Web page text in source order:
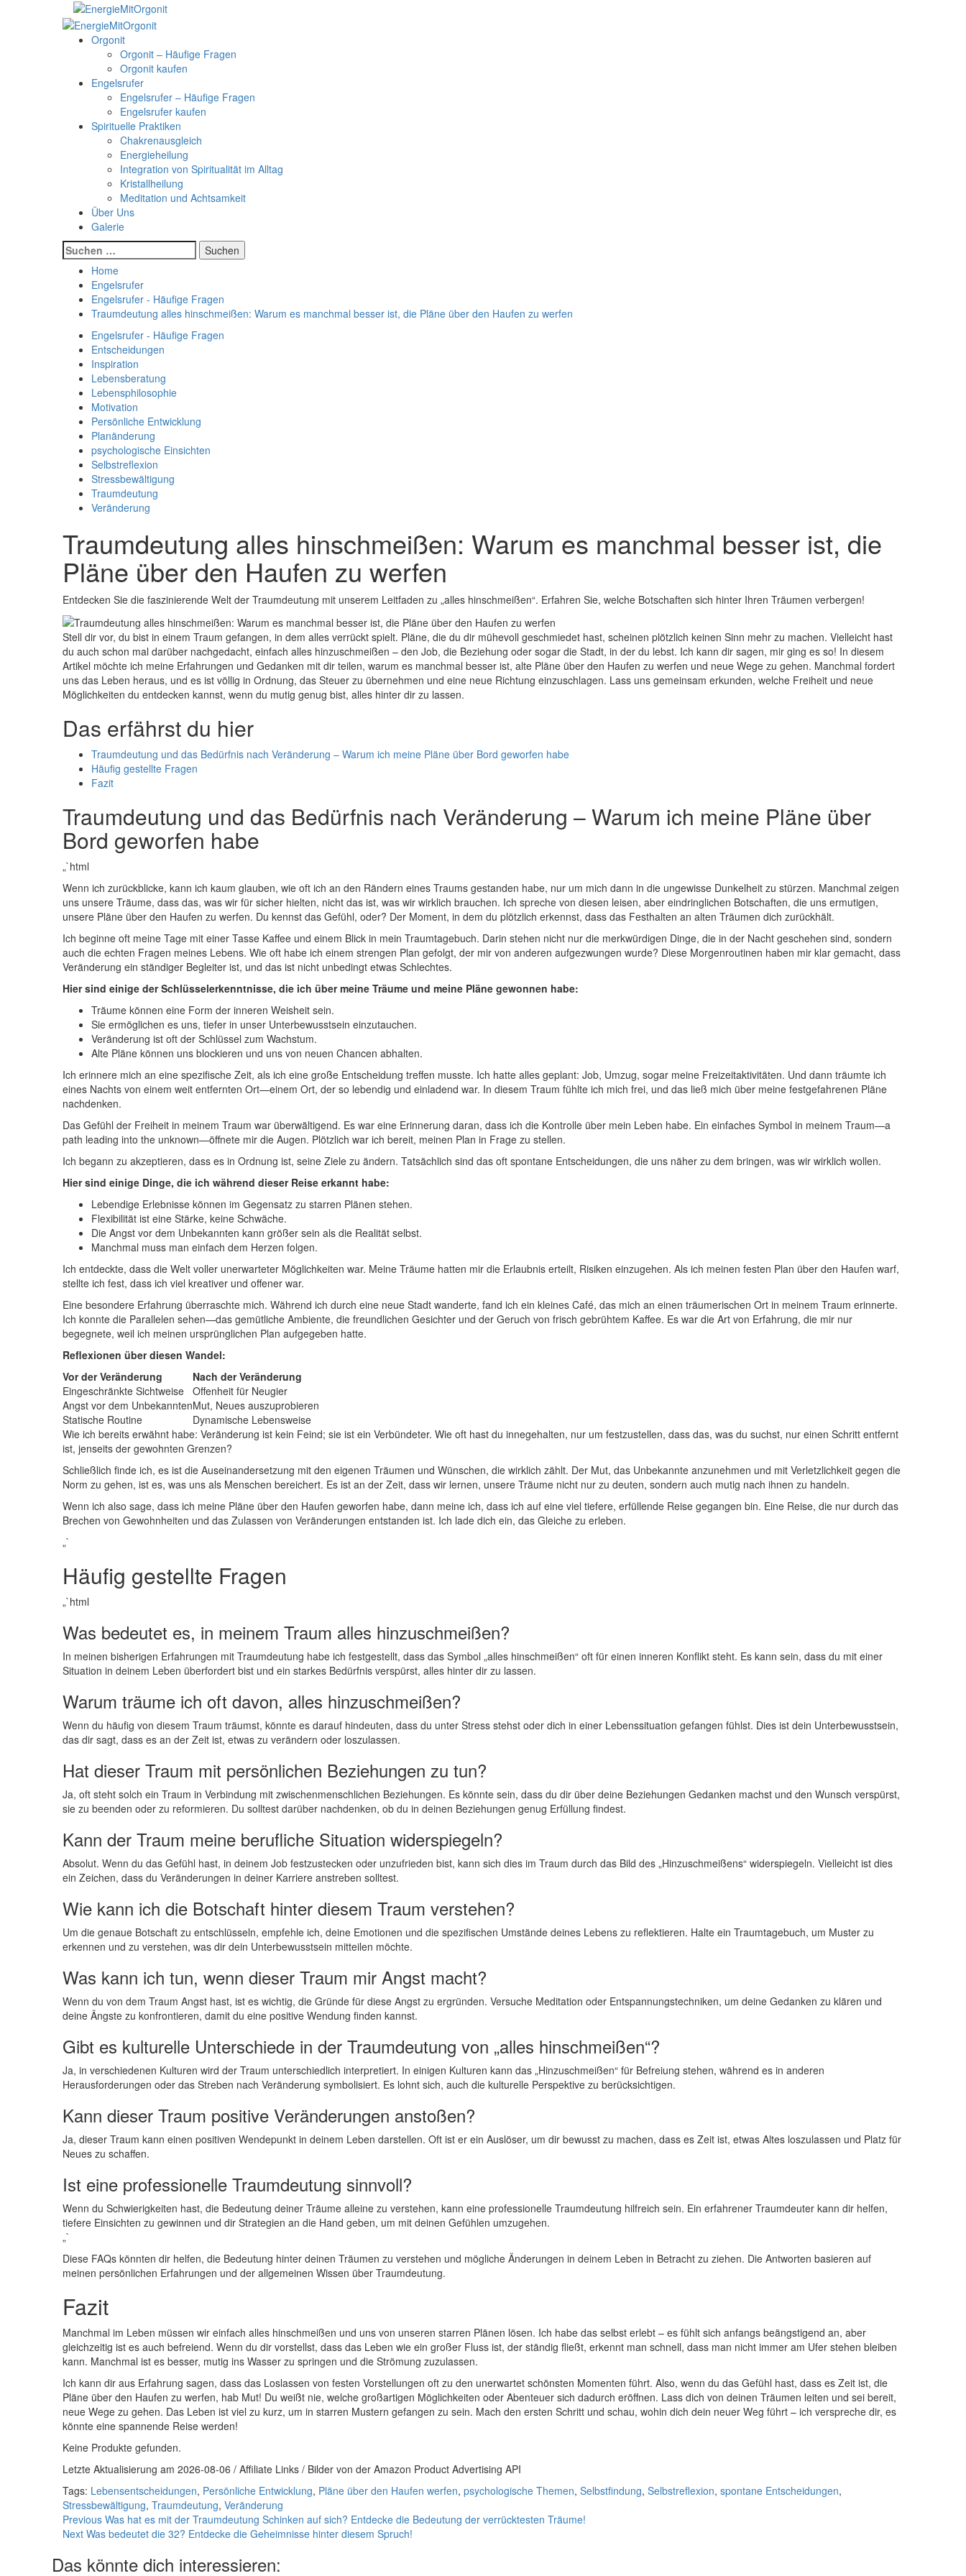
Primary
Menu Orgonit
Orgonit – Häufige Fragen
Orgonit kaufen
Engelsrufer
Engelsrufer – Häufige Fragen
Engelsrufer kaufen
Spirituelle Praktiken
Chakrenausgleich
Energieheilung
Integration von Spiritualität im Alltag
Kristallheilung
Meditation und Achtsamkeit
Über Uns
Galerie
Suchen
nach:
Home
Engelsrufer
Engelsrufer - Häufige Fragen
Traumdeutung alles hinschmeißen: Warum es manchmal besser ist, die Pläne über den Haufen zu werfen
Engelsrufer - Häufige Fragen
Entscheidungen
Inspiration
Lebensberatung
Lebensphilosophie
Motivation
Persönliche Entwicklung
Planänderung
psychologische Einsichten
Selbstreflexion
Stressbewältigung
Traumdeutung
Veränderung
Traumdeutung alles hinschmeißen: Warum es manchmal besser ist, die
Pläne über den Haufen zu werfen
Entdecken Sie die faszinierende Welt der Traumdeutung mit unserem Leitfaden zu „alles hinschmeißen“. Erfahren Sie, welche Botschaften sich hinter Ihren Träumen verbergen!
Stell dir vor, du ⁣bist ‍in einem Traum ⁢gefangen, ‍in dem alles ⁣verrückt spielt. Pläne, die du dir ‍mühevoll geschmiedet hast,​ scheinen plötzlich keinen Sinn‌ mehr zu machen. Vielleicht‌ hast
du ‍auch ​schon ‍mal darüber ‍nachgedacht, einfach alles hinzuschmeißen ⁤– den ⁣Job, die ​Beziehung oder ⁢sogar die ‌Stadt,⁤ in der du lebst. ‌Ich kann‌ dir sagen, mir ging es ⁤so! ​In diesem
Artikel möchte ich meine Erfahrungen und Gedanken mit dir teilen, warum‍ es manchmal‌ besser​ ist, alte‍ Pläne über‌ den Haufen zu werfen‍ und ⁢neue Wege zu gehen. Manchmal fordert
uns das Leben heraus,​ und es ‌ist völlig in Ordnung, ‌das Steuer zu übernehmen und eine neue Richtung einzuschlagen. ⁢Lass‍ uns gemeinsam erkunden, welche Freiheit und neue
Möglichkeiten du entdecken​ kannst, wenn⁣ du mutig genug‌ bist, alles hinter​ dir‍ zu lassen.
Das erfährst du hier
Traumdeutung und das Bedürfnis nach Veränderung – Warum ich meine⁣ Pläne über Bord geworfen habe ⁤
Häufig gestellte​ Fragen
Fazit
Traumdeutung ‍und das Bedürfnis nach Veränderung – Warum ich ‌meine Pläne⁢ über⁣
Bord geworfen habe
„`html
Wenn ⁣ich zurückblicke, ​kann ich⁣ kaum glauben, wie⁤ oft ich‍ an den Rändern eines Traums gestanden habe,‌ nur⁢ um mich dann ‌in die ungewisse Dunkelheit zu stürzen.⁢ Manchmal⁤ zeigen
uns unsere ⁢Träume, ​dass‍ das,‌ was wir für​ sicher hielten, ⁣nicht das ist, was‌ wir wirklich brauchen. ​Ich spreche⁤ von diesen leisen, aber ‌eindringlichen‌ Botschaften, ‍die uns ermutigen,
unsere⁤ Pläne über⁢ den⁢ Haufen zu​ werfen. Du kennst das⁤ Gefühl, oder? ‌Der Moment, in​ dem du plötzlich erkennst, dass‌ das Festhalten ‍an alten ⁤Träumen dich zurückhält.
Ich​ beginne⁣ oft‍ meine⁤ Tage mit ⁢einer Tasse Kaffee ‌und ⁢einem Blick in mein⁣ Traumtagebuch. Darin ⁤stehen nicht⁣ nur die merkwürdigen Dinge, die in ‌der Nacht geschehen sind, sondern
auch die echten Fragen ‍meines Lebens. Wie​ oft habe ich⁢ einem strengen Plan⁤ gefolgt, der⁢ mir ‌von anderen aufgezwungen ‍wurde? ⁣Diese Morgenroutinen haben mir ​klar gemacht, ⁤dass
Veränderung ⁢ein ⁢ständiger Begleiter ist, und das ist nicht unbedingt ‍etwas Schlechtes.
Hier sind einige der‌ Schlüsselerkenntnisse, die ich über meine Träume und meine Pläne gewonnen habe:
Träume können eine Form der inneren‍ Weisheit sein.
Sie ‍ermöglichen⁤ es uns, ⁤tiefer in⁤ unser​ Unterbewusstsein einzutauchen.
Veränderung⁤ ist oft der ⁤Schlüssel ⁣zum ‍Wachstum.
Alte Pläne können uns blockieren​ und​ uns von neuen Chancen abhalten.
Ich ​erinnere⁤ mich an eine spezifische Zeit, als ich eine große Entscheidung treffen musste. Ich hatte alles​ geplant: Job, Umzug, sogar‍ meine Freizeitaktivitäten. Und dann träumte ich
⁤eines ‍Nachts von einem weit entfernten⁣ Ort—einem Ort, der so lebendig ‌und einladend war. In diesem⁢ Traum fühlte ich⁤ mich frei, und das⁤ ließ mich über meine festgefahrenen Pläne
nachdenken.
Das Gefühl der Freiheit in ​meinem ​Traum war überwältigend. Es⁣ war eine ‍Erinnerung daran, dass ich die Kontrolle über ​mein ​Leben habe. Ein ‌einfaches Symbol in meinem Traum—a
path leading into the unknown—öffnete ‍mir die Augen. Plötzlich ⁤war ich bereit, meinen Plan ⁢in⁢ Frage zu⁤ stellen.
Ich begann zu akzeptieren, dass es in Ordnung ist, ⁤seine ‌Ziele zu ​ändern.‍ Tatsächlich sind‌ das oft‌ spontane Entscheidungen, die uns‍ näher zu‍ dem bringen, ​was wir wirklich wollen.
Hier ⁤sind einige Dinge, die ​ich während dieser ‌Reise erkannt habe:
Lebendige Erlebnisse ⁤können im Gegensatz zu ⁤starren‍ Plänen stehen.
Flexibilität ist eine Stärke, keine Schwäche.
Die Angst vor dem Unbekannten⁤ kann größer sein ​als ​die ⁣Realität selbst.
Manchmal ‍muss man⁣ einfach ⁢dem Herzen⁢ folgen.
Ich entdeckte, dass die Welt voller unerwarteter Möglichkeiten‌ war. Meine Träume hatten mir ‍die ⁤Erlaubnis erteilt, Risiken ⁢einzugehen. Als ich meinen⁤ festen Plan über ⁤den Haufen warf,
stellte ich ⁤fest, dass ​ich viel kreativer‌ und offener war.
Eine besondere Erfahrung überraschte ‍mich. Während ich durch eine neue ​Stadt​ wanderte, fand ich ein kleines Café, das⁤ mich an einen träumerischen Ort in meinem Traum erinnerte.
Ich konnte‍ die Parallelen ‌sehen—das gemütliche ​Ambiente, die⁤ freundlichen ‌Gesichter und der Geruch von frisch gebrühtem ‍Kaffee. Es war ⁤die​ Art von Erfahrung, die mir nur
begegnete, weil ich⁤ meinen⁢ ursprünglichen Plan aufgegeben hatte.
Reflexionen⁣ über diesen Wandel:
Vor der Veränderung
Nach der⁤ Veränderung
Eingeschränkte Sichtweise Offenheit für​ Neugier
Angst ‍vor dem ⁣UnbekanntenMut, Neues auszuprobieren
Statische Routine
Dynamische⁤ Lebensweise
Wie ich bereits erwähnt habe: ⁣Veränderung ist kein ⁢Feind;‌ sie ist ein Verbündeter. Wie oft hast du ⁢innegehalten,‍ nur um ‍festzustellen,​ dass das, was​ du suchst,‍ nur einen Schritt entfernt
⁣ist, ‍jenseits der gewohnten Grenzen?
Schließlich finde ich, ⁢es ist​ die Auseinandersetzung‌ mit⁤ den eigenen‌ Träumen ⁣und ‌Wünschen, die wirklich zählt. Der ⁤Mut, das Unbekannte⁣ anzunehmen und mit Verletzlichkeit gegen die
Norm zu gehen, ​ist es, ⁣was uns als Menschen ‌bereichert. Es⁢ ist an der⁣ Zeit, dass⁤ wir ​lernen, unsere Träume nicht nur ⁢zu⁣ deuten, sondern auch mutig nach ihnen zu handeln.
Wenn ich also sage, dass ich meine ‍Pläne über den Haufen geworfen habe, dann meine ich, ⁢dass ich auf eine viel tiefere, erfüllende Reise gegangen bin. Eine Reise,‍ die nur durch das
Brechen von ⁣Gewohnheiten ⁣und das Zulassen von Veränderungen ⁣entstanden ist. ⁤Ich lade⁢ dich ⁢ein, das Gleiche ‍zu erleben.
„`
Häufig gestellte Fragen
„`html
Was bedeutet es, in meinem⁣ Traum alles⁢ hinzuschmeißen?
In ⁢meinen bisherigen Erfahrungen mit Traumdeutung habe ich festgestellt, dass das⁣ Symbol „alles hinschmeißen“ oft für ​einen inneren Konflikt steht. Es kann sein, ⁤dass⁢ du mit ‌einer
Situation‌ in deinem Leben​ überfordert ‌bist und ein ‌starkes Bedürfnis verspürst, alles ⁣hinter dir zu ‍lassen.
Warum⁢ träume ich oft davon, alles hinzuschmeißen?
Wenn ⁢du häufig von diesem Traum träumst, ⁣könnte es ‍darauf hindeuten, dass du unter Stress stehst oder dich‌ in einer⁤ Lebenssituation gefangen ‍fühlst.​ Dies ist dein Unterbewusstsein,
das⁢ dir sagt, dass es an der‍ Zeit ist, etwas zu verändern‍ oder loszulassen.
Hat ‍dieser Traum⁢ mit persönlichen Beziehungen zu tun?
Ja, oft⁢ steht ⁢solch ein ⁤Traum ‍in Verbindung mit zwischenmenschlichen Beziehungen. Es könnte sein, dass du dir über deine Beziehungen Gedanken ​machst und den Wunsch verspürst,
sie zu ​beenden‌ oder ⁤zu ⁢reformieren. Du solltest darüber‍ nachdenken,⁣ ob⁣ du in ⁣deinen Beziehungen genug‌ Erfüllung findest.
Kann der Traum meine berufliche Situation widerspiegeln?
Absolut. Wenn du das Gefühl hast, ‍in ‌deinem ⁣Job festzustecken oder unzufrieden bist, ⁣kann⁣ sich dies im ‌Traum durch das Bild des „Hinzuschmeißens“ widerspiegeln. Vielleicht ist dies
ein Zeichen, ⁣dass du Veränderungen in deiner Karriere ‌anstreben solltest.
Wie kann ich die ​Botschaft hinter ⁢diesem ⁢Traum verstehen?
Um die genaue Botschaft zu entschlüsseln, empfehle ‌ich, deine‍ Emotionen und die spezifischen ​Umstände deines Lebens zu reflektieren. ⁤Halte ein Traumtagebuch,⁤ um Muster ‌zu
erkennen und zu ⁣verstehen, was dir dein Unterbewusstsein mitteilen ⁢möchte.
Was kann ich​ tun, wenn dieser⁤ Traum⁤ mir ⁣Angst macht?
Wenn du von dem Traum Angst ‌hast, ist es wichtig,⁢ die Gründe für diese ⁤Angst zu⁤ ergründen. Versuche‍ Meditation ‌oder Entspannungstechniken, ⁣um ‌deine Gedanken​ zu klären und
deine Ängste⁤ zu konfrontieren, damit du eine⁣ positive‍ Wendung ⁤finden kannst.
Gibt es kulturelle Unterschiede in der Traumdeutung von „alles hinschmeißen“?
Ja, in verschiedenen Kulturen wird ​der⁢ Traum unterschiedlich interpretiert. In⁣ einigen Kulturen ⁢kann das „Hinzuschmeißen“⁤ für ⁤Befreiung ​stehen, während es in anderen
Herausforderungen oder ‍das​ Streben nach Veränderung symbolisiert. Es⁤ lohnt sich,⁤ auch die kulturelle Perspektive zu ⁣berücksichtigen.
Kann dieser Traum positive ⁤Veränderungen anstoßen?
Ja, dieser Traum kann ‍einen positiven Wendepunkt in deinem⁣ Leben‍ darstellen. Oft ist er ein ⁣Auslöser, um dir bewusst zu machen, dass es ‌Zeit ist, etwas Altes ‍loszulassen und​ Platz​ für
‌Neues zu schaffen.
Ist eine‍ professionelle Traumdeutung sinnvoll?
Wenn du ⁢Schwierigkeiten ⁢hast, die Bedeutung deiner Träume alleine zu verstehen,⁣ kann‌ eine professionelle‍ Traumdeutung ⁤hilfreich ‌sein. Ein erfahrener Traumdeuter kann dir helfen,
tiefere‌ Einsichten ⁤zu gewinnen⁢ und dir‌ Strategien an die Hand geben, um mit deinen Gefühlen⁢ umzugehen.
„`
Diese ‌FAQs ‍könnten dir⁣ helfen, die Bedeutung​ hinter deinen⁤ Träumen zu verstehen und mögliche Änderungen in deinem ⁢Leben in ​Betracht zu ziehen.‍ Die⁣ Antworten basieren auf
meinen persönlichen Erfahrungen und der allgemeinen⁢ Wissen über Traumdeutung.
Fazit
Manchmal im Leben ‌müssen wir einfach alles⁣ hinschmeißen und⁤ uns von unseren⁤ starren Plänen lösen.​ Ich ⁤habe ‌das selbst erlebt – ⁤es fühlt⁢ sich anfangs beängstigend an, aber
gleichzeitig ist es auch‍ befreiend.‌ Wenn du dir ⁤vorstellst, dass das Leben wie ein großer Fluss ⁤ist, der ständig fließt,⁤ erkennt man schnell, dass man‍ nicht immer am Ufer ‌stehen bleiben
kann. Manchmal ist ⁤es besser, mutig ‍ins Wasser zu springen ⁢und die Strömung zuzulassen.
Ich⁤ kann dir aus Erfahrung sagen, dass ⁢das Loslassen von festen Vorstellungen‌ oft zu ‍den unerwartet ⁢schönsten Momenten führt. ⁣Also, ⁤wenn du das Gefühl hast, dass es​ Zeit ist, die
Pläne über den ⁤Haufen ⁤zu werfen, ‌hab Mut! Du weißt ‍nie, welche ⁣großartigen Möglichkeiten oder ⁢Abenteuer⁣ sich dadurch eröffnen. ‌Lass dich ​von deinen Träumen leiten und sei bereit,
neue Wege zu gehen. Das ⁤Leben‌ ist viel zu⁣ kurz, um ⁤in starren Mustern gefangen zu ‍sein. ‍Mach den⁢ ersten Schritt und ⁢schau, ​wohin dich dein ​neuer Weg​ führt – ich verspreche dir, es
könnte​ eine spannende Reise werden!
Keine Produkte gefunden.
Letzte Aktualisierung am 2026-08-06 / Affiliate Links / Bilder von der Amazon Product Advertising API
Tags: Lebensentscheidungen, Persönliche Entwicklung, Pläne über den Haufen werfen, psychologische Themen, Selbstfindung, Selbstreflexion, spontane Entscheidungen,
Stressbewältigung, Traumdeutung, Veränderung
Continue
Reading
Previous Was hat es mit der Traumdeutung Schinken auf sich? Entdecke die Bedeutung der verrücktesten Träume!
Next Was bedeutet die 32? Entdecke die Geheimnisse hinter diesem Spruch!
Das könnte dich interessieren: